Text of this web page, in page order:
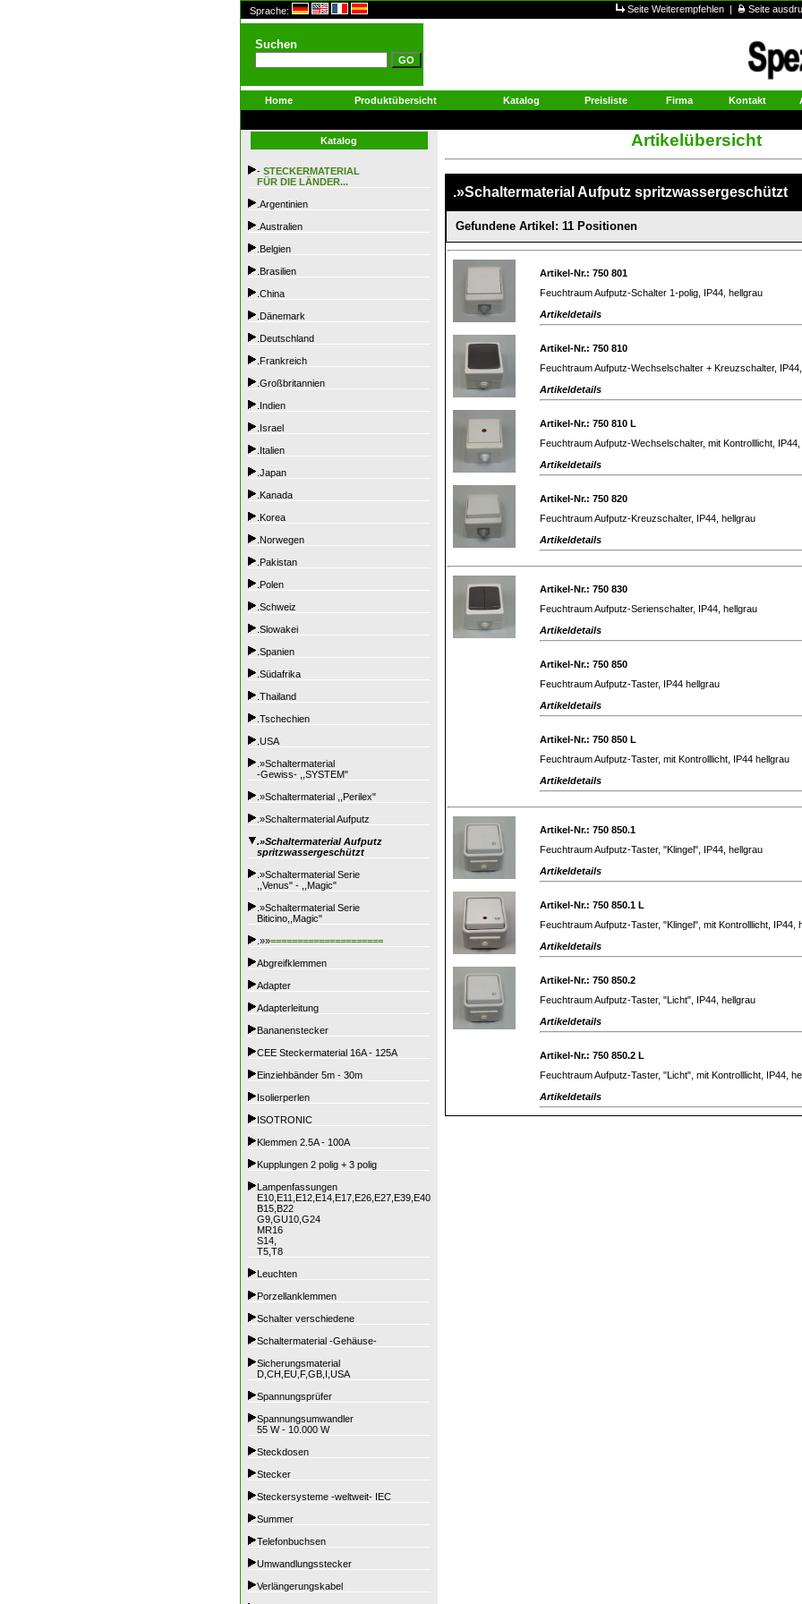
Sprache: Seite Weiterempfehlen | Seite
Suchen
Home Produktübersicht Katalog Preisliste Firma Kontakt
Katalog
- STECKERMATERIAL
FÜR DIE LÄNDER...
.Argentinien
.Australien
.Belgien
.Brasilien
.China
.Dänemark
.Deutschland
.Frankreich
.Großbritannien
.Indien
.Israel
.Italien
.Japan
.Kanada
.Korea
.Norwegen
.Pakistan
.Polen
.Schweiz
.Slowakei
.Spanien
.Südafrika
.Thailand
.Tschechien
.USA
.»Schaltermaterial
-Gewiss- ,,SYSTEM"
.»Schaltermaterial ,,Perilex"
.»Schaltermaterial Aufputz
.»Schaltermaterial Aufputz
spritzwassergeschützt
.»Schaltermaterial Serie
,,Venus" - ,,Magic"
.»Schaltermaterial Serie
Biticino,,Magic"
.»»=====================
Abgreifklemmen
Adapter
Adapterleitung
Bananenstecker
CEE Steckermaterial 16A - 125A
Einziehbänder 5m - 30m
Isolierperlen
ISOTRONIC
Klemmen 2.5A - 100A
Kupplungen 2 polig + 3 polig
Lampenfassungen
E10,E11,E12,E14,E17,E26,E27,E39,E40
B15,B22
G9,GU10,G24
MR16
S14,
T5,T8
Leuchten
Porzellanklemmen
Schalter verschiedene
Schaltermaterial -Gehäuse-
Sicherungsmaterial
D,CH,EU,F,GB,I,USA
Spannungsprüfer
Spannungsumwandler
55 W - 10.000 W
Steckdosen
Stecker
Steckersysteme -weltweit- IEC
Summer
Telefonbuchsen
Umwandlungsstecker
Verlängerungskabel
Artikelübersicht
.»Schaltermaterial Aufputz spritzwassergeschützt
Gefundene Artikel: 11 Positionen
Artikel-Nr.: 750 801
Feuchtraum Aufputz-Schalter 1-polig, IP44, hellgrau
Artikeldetails
Artikel-Nr.: 750 810
Feuchtraum Aufputz-Wechselschalter + Kreuzschalter,
Artikeldetails
Artikel-Nr.: 750 810 L
Feuchtraum Aufputz-Wechselschalter, mit Kontrolllicht,
Artikeldetails
Artikel-Nr.: 750 820
Feuchtraum Aufputz-Kreuzschalter, IP44, hellgrau
Artikeldetails
Artikel-Nr.: 750 830
Feuchtraum Aufputz-Serienschalter, IP44, hellgrau
Artikeldetails
Artikel-Nr.: 750 850
Feuchtraum Aufputz-Taster, IP44 hellgrau
Artikeldetails
Artikel-Nr.: 750 850 L
Feuchtraum Aufputz-Taster, mit Kontrolllicht, IP44 hellgrau
Artikeldetails
Artikel-Nr.: 750 850.1
Feuchtraum Aufputz-Taster, "Klingel", IP44, hellgrau
Artikeldetails
Artikel-Nr.: 750 850.1 L
Feuchtraum Aufputz-Taster, "Klingel", mit Kontrolllicht, IP44,
Artikeldetails
Artikel-Nr.: 750 850.2
Feuchtraum Aufputz-Taster, "Licht", IP44, hellgrau
Artikeldetails
Artikel-Nr.: 750 850.2 L
Feuchtraum Aufputz-Taster, "Licht", mit Kontrolllicht, IP44,
Artikeldetails